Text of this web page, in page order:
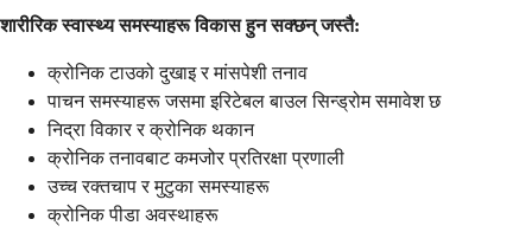
शारीरिक स्वास्थ्य समस्याहरू विकास हुन सक्छन् जस्तै:
क्रोनिक टाउको दुखाइ र मांसपेशी तनाव
पाचन समस्याहरू जसमा इरिटेबल बाउल सिन्ड्रोम समावेश छ
निद्रा विकार र क्रोनिक थकान
क्रोनिक तनावबाट कमजोर प्रतिरक्षा प्रणाली
उच्च रक्तचाप र मुटुका समस्याहरू
क्रोनिक पीडा अवस्थाहरू